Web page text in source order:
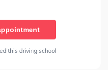
this driving school